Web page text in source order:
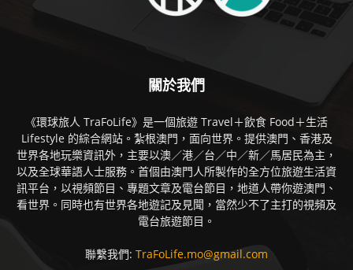
關於我們
《環球旅人 TraFoLife》是一個旅遊 Travel＋飲食 Food＋生活
Lifestyle 的綜合網站。紮根澳門，面向世界。提供澳門、香港及
世界各地玩樂資訊外，主要以澳／港／台／中／新／馬居民為主，
以及全球華語人士服務。首個由澳門人所製作的全方位旅遊生活資
訊平台，以視頻節目、專題文章及電台節目，地道人帶你遊澳門、
看世界。同時也有世界各地遊記及見聞，當然少不了主打的視頻及
電台旅遊節目。
聯繫我們: TraFoLife.mo@gmail.com